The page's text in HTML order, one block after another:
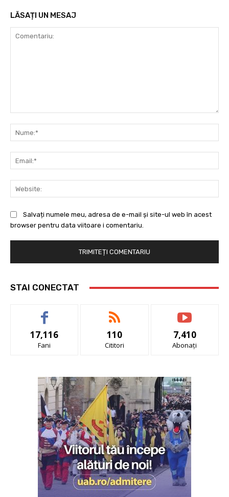
LĂSAȚI UN MESAJ
Salvați numele meu, adresa de e-mail și site-ul web în acest
browser pentru data viitoare i comentariu.
STAI CONECTAT
17,116
Fani
110
Cititori
7,410
Abonați